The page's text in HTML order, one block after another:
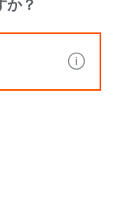
か？